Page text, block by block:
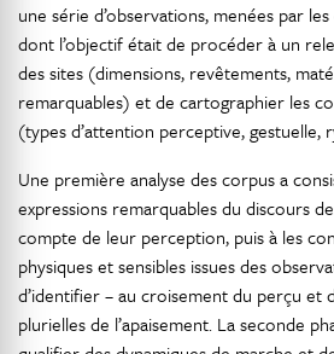
une série d’observations, menées par
dont l’objectif était de procéder à un
des sites (dimensions, revêtements,
remarquables) et de cartographier les
(types d’attention perceptive, gestuelle,
Une première analyse des corpus a
expressions remarquables du discours
compte de leur perception, puis à les
physiques et sensibles issues des
d’identifier – au croisement du perçu et
plurielles de l’apaisement. La seconde